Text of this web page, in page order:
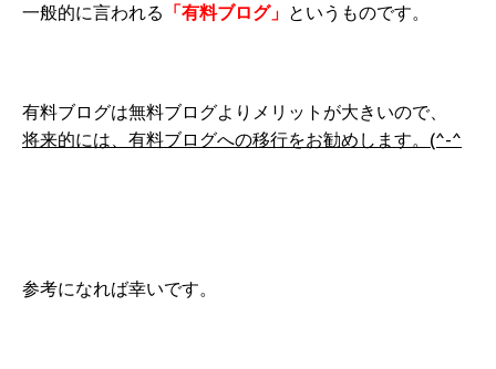
一般的に言われる 「有料ブログ」 というものです。
有料ブログは無料ブログよりメリットが大きいので、
将来的には、有料ブログへの移行をお勧めします。(^-^
参考になれば幸いです。